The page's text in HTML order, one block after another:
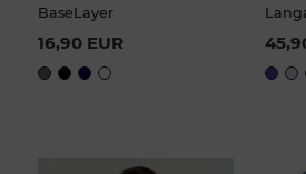
BaseLayer
16,90 EUR